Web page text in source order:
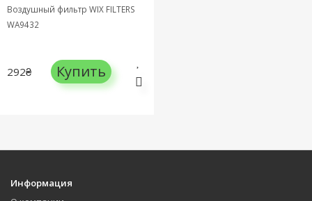
Воздушный фильтр WIX FILTERS
WA9432
292₴ Купить
Информация